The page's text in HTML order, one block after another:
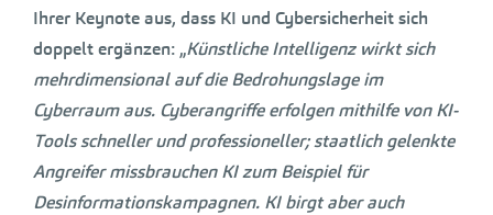
Ihrer Keynote aus, dass KI und Cybersicherheit sich
doppelt ergänzen: „Künstliche Intelligenz wirkt sich
mehrdimensional auf die Bedrohungslage im
Cyberraum aus. Cyberangriffe erfolgen mithilfe von KI-
Tools schneller und professioneller; staatlich gelenkte
Angreifer missbrauchen KI zum Beispiel für
Desinformationskampagnen. KI birgt aber auch